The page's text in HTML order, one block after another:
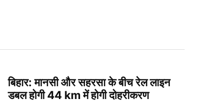
बिहार: मानसी और सहरसा के बीच रेल लाइन
डबल होगी 44 km में होगी दोहरीकरण